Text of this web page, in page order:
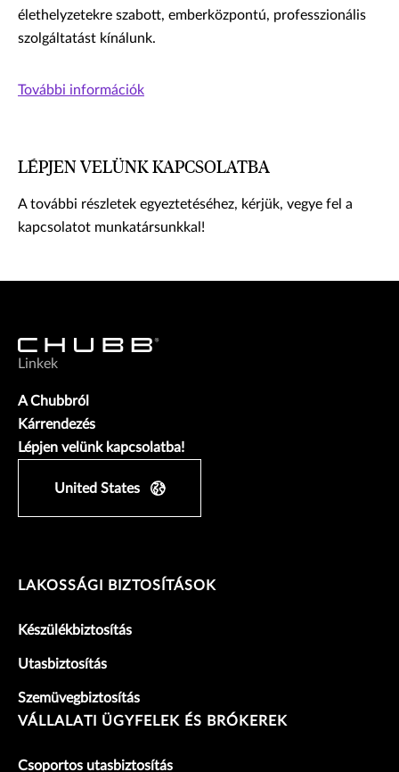
élethelyzetekre szabott, emberközpontú, professzionális
szolgáltatást kínálunk.
További információk
LÉPJEN VELÜNK KAPCSOLATBA
A további részletek egyeztetéséhez, kérjük, vegye fel a
kapcsolatot munkatársunkkal!
Linkek
A Chubbról
Kárrendezés
Lépjen velünk kapcsolatba!
United States
LAKOSSÁGI BIZTOSÍTÁSOK
Készülékbiztosítás
Utasbiztosítás
Szemüvegbiztosítás
VÁLLALATI ÜGYFELEK ÉS BRÓKEREK
Csoportos utasbiztosítás